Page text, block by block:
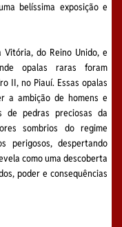
belíssima exposição e
Vitória, do Reino Unido, e
opalas raras foram
II, no Piauí. Essas opalas
a ambição de homens e
de pedras preciosas da
sombrios do regime
perigosos, despertando
como uma descoberta
poder e consequências